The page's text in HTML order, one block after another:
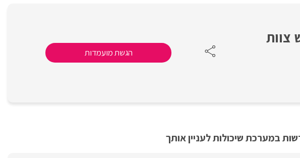
צוות
הגשת מועמדות
במערכת שיכולות לעניין אותך